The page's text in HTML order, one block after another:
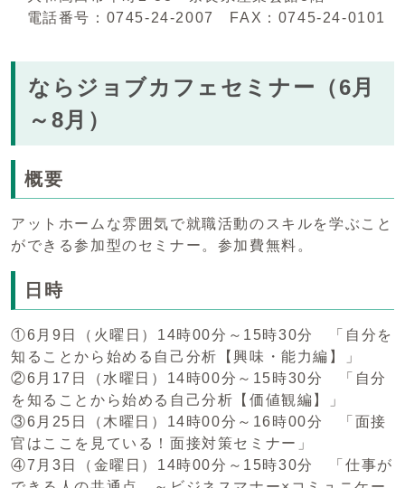
電話番号：0745-24-2007 FAX：0745-24-0101
ならジョブカフェセミナー（6月
～8月）
概要
アットホームな雰囲気で就職活動のスキルを学ぶこと
ができる参加型のセミナー。参加費無料。
日時
①6月9日（火曜日）14時00分～15時30分 「自分を
知ることから始める自己分析【興味・能力編】」
②6月17日（水曜日）14時00分～15時30分 「自分
を知ることから始める自己分析【価値観編】」
③6月25日（木曜日）14時00分～16時00分 「面接
官はここを見ている！面接対策セミナー」
④7月3日（金曜日）14時00分～15時30分 「仕事が